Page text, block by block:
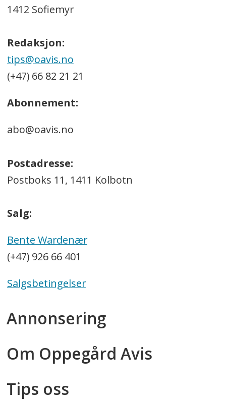
1412 Sofiemyr
Redaksjon:
tips@oavis.no
(+47) 66 82 21 21
Abonnement:
abo@oavis.no
Postadresse:
Postboks 11, 1411 Kolbotn
Salg:
Bente Wardenær
(+47) 926 66 401
Salgsbetingelser
Annonsering
Om Oppegård Avis
Tips oss